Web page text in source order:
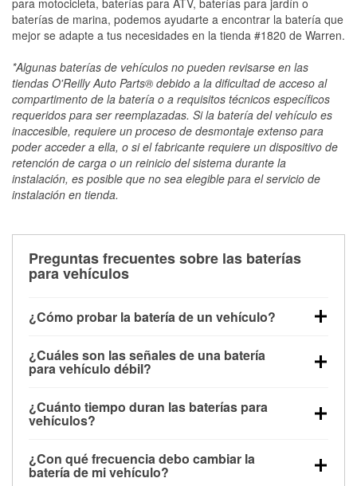
baterías de marina, podemos ayudarte a encontrar la batería que
mejor se adapte a tus necesidades en la tienda #1820 de Warren.
*Algunas baterías de vehículos no pueden revisarse en las
tiendas O'Reilly Auto Parts® debido a la dificultad de acceso al
compartimento de la batería o a requisitos técnicos específicos
requeridos para ser reemplazadas. Si la batería del vehículo es
inaccesible, requiere un proceso de desmontaje extenso para
poder acceder a ella, o si el fabricante requiere un dispositivo de
retención de carga o un reinicio del sistema durante la
instalación, es posible que no sea elegible para el servicio de
instalación en tienda.
Preguntas frecuentes sobre las baterías
para vehículos
¿Cómo probar la batería de un vehículo?
maneras. El método más rápido es utilizar un
multímetro: con el vehículo apagado, conecta los
voltaje: una batería en buen estado y totalmente
cargada debería indicar unos 12.6 voltios. Es
importante saber que las baterías descargadas a
veces pueden mostrar una carga completa, y un
¿Cuáles son las señales de una batería
para vehículo débil?
advertencia. Un arranque lento del motor, faros
tenues, chasquidos al girar la llave o luces de
que la batería tiene una potencia de carga débil.
¿Cuánto tiempo duran las baterías para
vehículos?
entre 3 y 5 años. La duración exacta depende de los
¿Con qué frecuencia debo cambiar la
batería de mi vehículo?